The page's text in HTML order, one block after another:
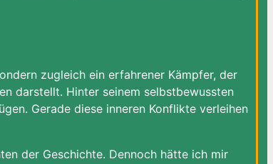
zugleich ein erfahrener Kämpfer, der
darstellt. Hinter seinem selbstbewussten
Gerade diese inneren Konflikte verleihen
der Geschichte. Dennoch hätte ich mir